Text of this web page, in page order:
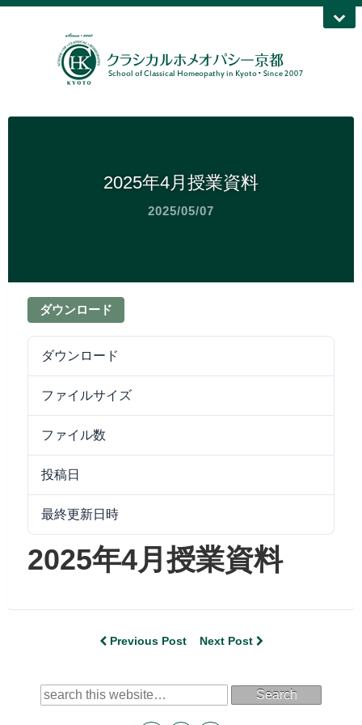
2025年4月授業資料
2025/05/07
ダウンロード
ダウンロード
ファイルサイズ
ファイル数
投稿日
最終更新日時
2025年4月授業資料
Previous Post Next Post
Search